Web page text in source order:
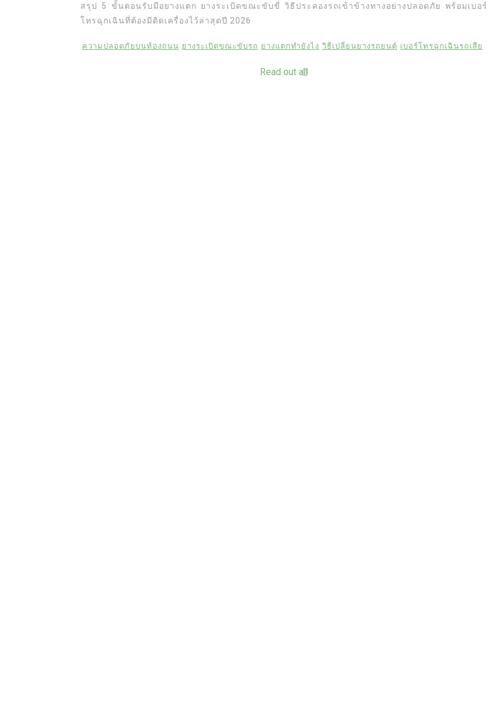
สรุป 5 ขั้นตอนรับมือยางแตก ยางระเบิดขณะขับขี่ วิธีประคองรถเข้าข้างทางอย่างปลอดภัย พร้อมเบอร์
โทรฉุกเฉินที่ต้องมีติดเครื่องไว้ล่าสุดปี 2026
ความปลอดภัยบนท้องถนน ยางระเบิดขณะขับรถ ยางแตกทำยังไง วิธีเปลี่ยนยางรถยนต์ เบอร์โทรฉุกเฉินรถเสีย
Read out all